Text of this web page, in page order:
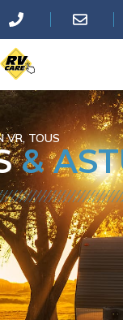
VR,TOUS
&